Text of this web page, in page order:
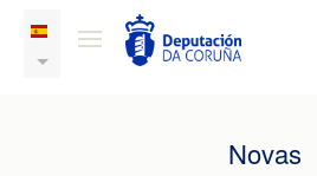
Novas